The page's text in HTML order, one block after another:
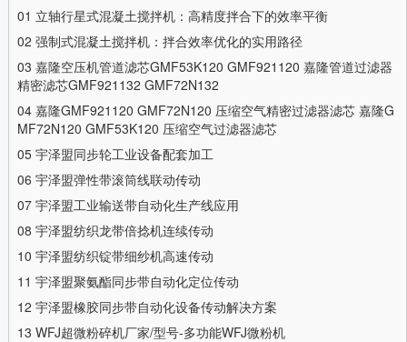
01 立轴行星式混凝土搅拌机：高精度拌合下的效率平衡
02 强制式混凝土搅拌机：拌合效率优化的实用路径
03 嘉隆空压机管道滤芯GMF53K120 GMF921120 嘉隆管道过滤器
精密滤芯GMF921132 GMF72N132
04 嘉隆GMF921120 GMF72N120 压缩空气精密过滤器滤芯 嘉隆G
MF72N120 GMF53K120 压缩空气过滤器滤芯
05 宇泽盟同步轮工业设备配套加工
06 宇泽盟弹性带滚筒线联动传动
07 宇泽盟工业输送带自动化生产线应用
08 宇泽盟纺织龙带倍捻机连续传动
10 宇泽盟纺织锭带细纱机高速传动
11 宇泽盟聚氨酯同步带自动化定位传动
12 宇泽盟橡胶同步带自动化设备传动解决方案
13 WFJ超微粉碎机厂家/型号-多功能WFJ微粉机